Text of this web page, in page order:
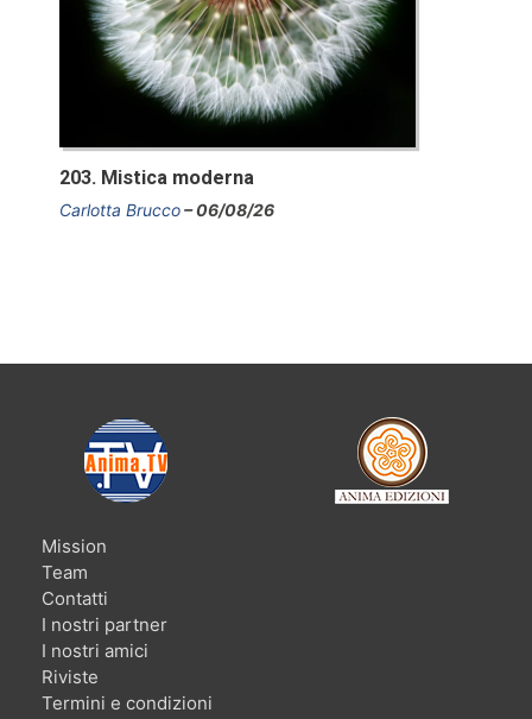
203. Mistica moderna
Carlotta Brucco 06/08/26
Mission
Team
Contatti
I nostri partner
I nostri amici
Riviste
Termini e condizioni